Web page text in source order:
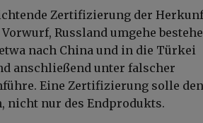
Zertifizierung der
Russland umgehe
nach China und in die Türkei
anschließend unter falscher
Eine Zertifizierung solle den
nicht nur des Endprodukts.